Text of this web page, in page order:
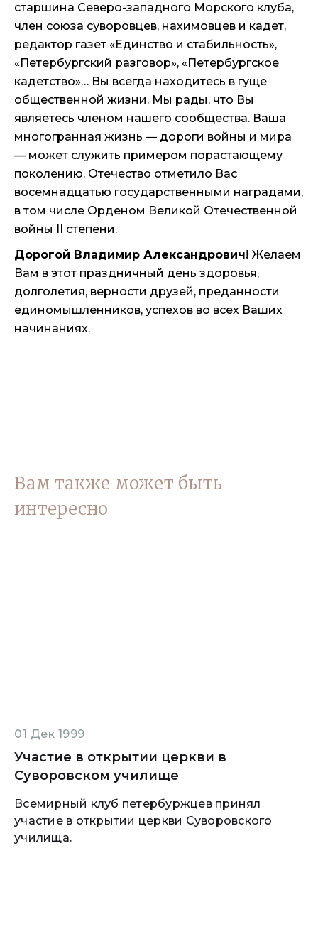
старшина Северо-западного Морского клуба,
член союза суворовцев, нахимовцев и кадет,
редактор газет «Единство и стабильность»,
«Петербургский разговор», «Петербургское
кадетство»… Вы всегда находитесь в гуще
общественной жизни. Мы рады, что Вы
являетесь членом нашего сообщества. Ваша
многогранная жизнь — дороги войны и мира
— может служить примером порастающему
поколению. Отечество отметило Вас
восемнадцатью государственными наградами,
в том числе Орденом Великой Отечественной
войны II степени.
Дорогой Владимир Александрович! Желаем
Вам в этот праздничный день здоровья,
долголетия, верности друзей, преданности
единомышленников, успехов во всех Ваших
начинаниях.
Вам также может быть
интересно
01 Дек 1999
Участие в открытии церкви в
Суворовском училище
Всемирный клуб петербуржцев принял
участие в открытии церкви Суворовского
училища.